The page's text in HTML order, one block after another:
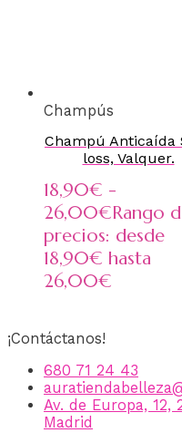
Champús
Champú Anticaída
loss, Valquer.
18,90€ -
26,00€Rango
precios: desde
18,90€ hasta
26,00€
¡Contáctanos!
680 71 24 43
Av. de Europa, 12,
Madrid